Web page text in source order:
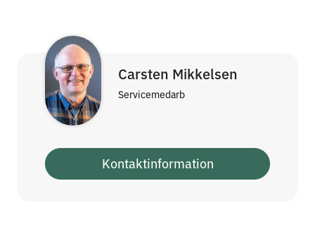
Carsten Mikkelsen
Servicemedarb
Kontaktinformation